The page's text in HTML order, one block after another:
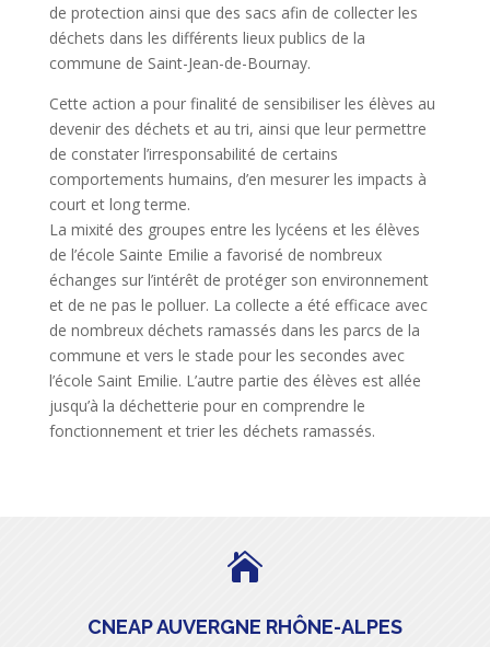
de protection ainsi que des sacs afin de collecter les
déchets dans les différents lieux publics de la
commune de Saint-Jean-de-Bournay.
Cette action a pour finalité de sensibiliser les élèves au
devenir des déchets et au tri, ainsi que leur permettre
de constater l’irresponsabilité de certains
comportements humains, d’en mesurer les impacts à
court et long terme.
La mixité des groupes entre les lycéens et les élèves
de l’école Sainte Emilie a favorisé de nombreux
échanges sur l’intérêt de protéger son environnement
et de ne pas le polluer. La collecte a été efficace avec
de nombreux déchets ramassés dans les parcs de la
commune et vers le stade pour les secondes avec
l’école Saint Emilie. L’autre partie des élèves est allée
jusqu’à la déchetterie pour en comprendre le
fonctionnement et trier les déchets ramassés.

CNEAP AUVERGNE RHÔNE-ALPES